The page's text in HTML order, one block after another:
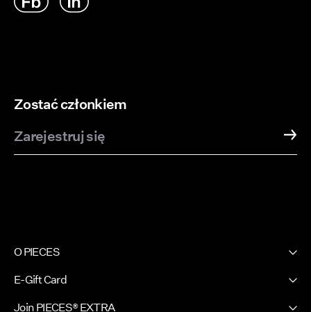
Zostać członkiem
Zarejestruj się
O PIECES
E-Gift Card
Join PIECES® EXTRA